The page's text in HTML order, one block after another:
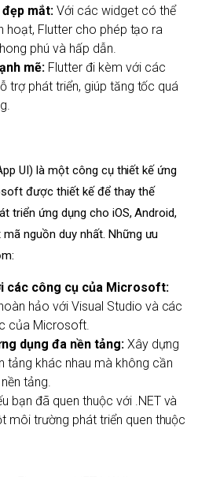
đẹp mắt:Với các widget có thể
hoạt, Flutter cho phép tạo ra
phú và hấp dẫn.
mẽ: Flutter đi kèm với các
trợ phát triển, giúp tăng tốc quá
UI) là một công cụ thiết kế ứng
được thiết kế để thay thế
triển ứng dụng cho iOS, Android,
nguồn duy nhất. Những ưu
các công cụ của Microsoft:
hảo với Visual Studio và các
của Microsoft.
dụng đa nền tảng:Xây dựng
tảng khác nhau mà không cần
tảng.
bạn đã quen thuộc với .NET và
môi trường phát triển quen thuộc